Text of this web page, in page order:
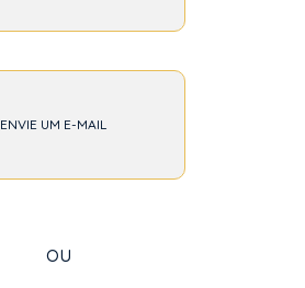
ENVIE UM E-MAIL
ou